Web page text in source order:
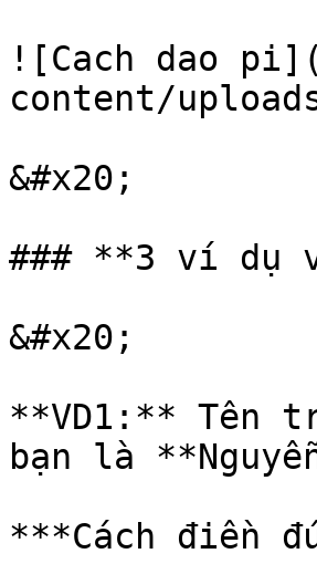
![Cach dao
content/
&#x20;
### **3 ví dụ
&#x20;
**VD1:** Tên
bạn là
***Cách điền